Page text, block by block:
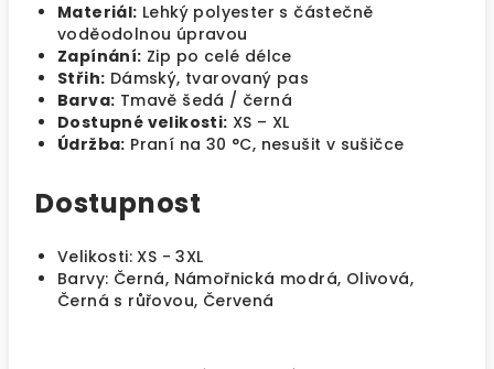
Materiál: Lehký polyester s částečně
voděodolnou úpravou
Zapínání: Zip po celé délce
Střih: Dámský, tvarovaný pas
Barva: Tmavě šedá / černá
Dostupné velikosti: XS – XL
Údržba: Praní na 30 °C, nesušit v sušičce
Dostupnost
Velikosti: XS - 3XL
Barvy: Černá, Námořnická modrá, Olivová,
Černá s růřovou, Červená